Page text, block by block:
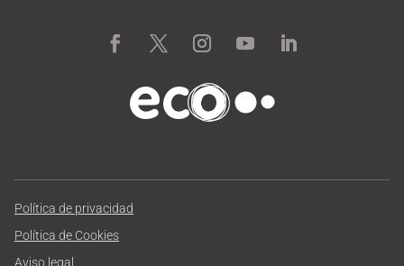
Política de privacidad
Política de Cookies
Aviso legal